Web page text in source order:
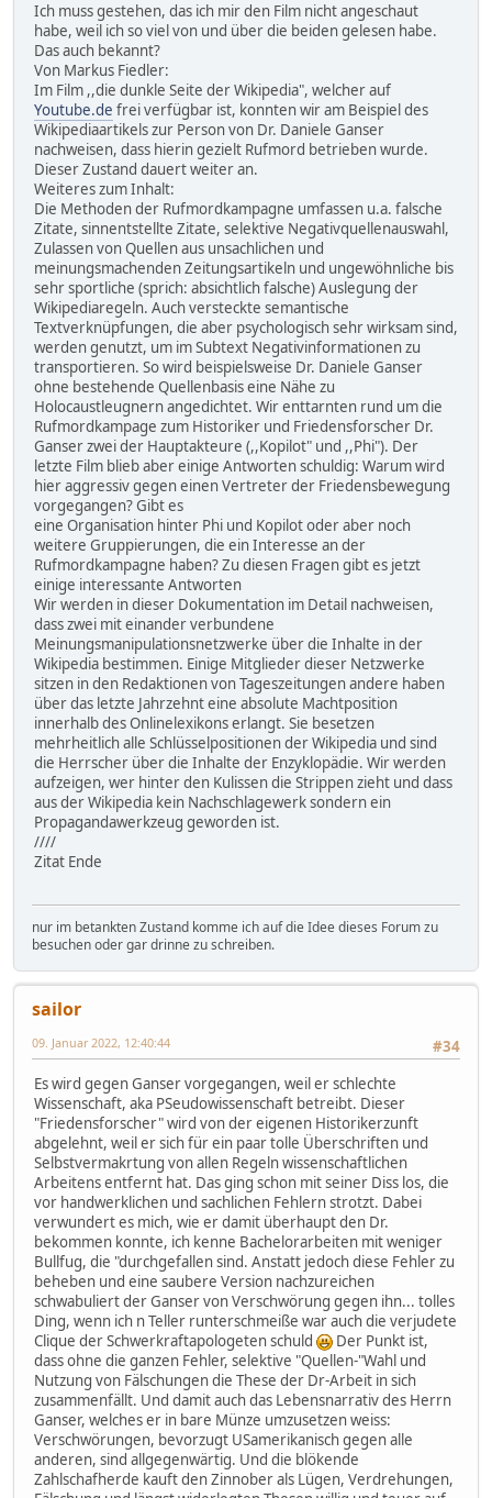
Ich muss gestehen, das ich mir den Film nicht angeschaut
habe, weil ich so viel von und über die beiden gelesen habe.
Das auch bekannt?
Von Markus Fiedler:
Im Film ,,die dunkle Seite der Wikipedia", welcher auf
Youtube.de frei verfügbar ist, konnten wir am Beispiel des
Wikipediaartikels zur Person von Dr. Daniele Ganser
nachweisen, dass hierin gezielt Rufmord betrieben wurde.
Dieser Zustand dauert weiter an.
Weiteres zum Inhalt:
Die Methoden der Rufmordkampagne umfassen u.a. falsche
Zitate, sinnentstellte Zitate, selektive Negativquellenauswahl,
Zulassen von Quellen aus unsachlichen und
meinungsmachenden Zeitungsartikeln und ungewöhnliche bis
sehr sportliche (sprich: absichtlich falsche) Auslegung der
Wikipediaregeln. Auch versteckte semantische
Textverknüpfungen, die aber psychologisch sehr wirksam sind,
werden genutzt, um im Subtext Negativinformationen zu
transportieren. So wird beispielsweise Dr. Daniele Ganser
ohne bestehende Quellenbasis eine Nähe zu
Holocaustleugnern angedichtet. Wir enttarnten rund um die
Rufmordkampage zum Historiker und Friedensforscher Dr.
Ganser zwei der Hauptakteure (,,Kopilot" und ,,Phi"). Der
letzte Film blieb aber einige Antworten schuldig: Warum wird
hier aggressiv gegen einen Vertreter der Friedensbewegung
vorgegangen? Gibt es
eine Organisation hinter Phi und Kopilot oder aber noch
weitere Gruppierungen, die ein Interesse an der
Rufmordkampagne haben? Zu diesen Fragen gibt es jetzt
einige interessante Antworten
Wir werden in dieser Dokumentation im Detail nachweisen,
dass zwei mit einander verbundene
Meinungsmanipulationsnetzwerke über die Inhalte in der
Wikipedia bestimmen. Einige Mitglieder dieser Netzwerke
sitzen in den Redaktionen von Tageszeitungen andere haben
über das letzte Jahrzehnt eine absolute Machtposition
innerhalb des Onlinelexikons erlangt. Sie besetzen
mehrheitlich alle Schlüsselpositionen der Wikipedia und sind
die Herrscher über die Inhalte der Enzyklopädie. Wir werden
aufzeigen, wer hinter den Kulissen die Strippen zieht und dass
aus der Wikipedia kein Nachschlagewerk sondern ein
Propagandawerkzeug geworden ist.
////
Zitat Ende
nur im betankten Zustand komme ich auf die Idee dieses Forum zu
besuchen oder gar drinne zu schreiben.
sailor
#34
09. Januar 2022, 12:40:44
Es wird gegen Ganser vorgegangen, weil er schlechte
Wissenschaft, aka PSeudowissenschaft betreibt. Dieser
"Friedensforscher" wird von der eigenen Historikerzunft
abgelehnt, weil er sich für ein paar tolle Überschriften und
Selbstvermakrtung von allen Regeln wissenschaftlichen
Arbeitens entfernt hat. Das ging schon mit seiner Diss los, die
vor handwerklichen und sachlichen Fehlern strotzt. Dabei
verwundert es mich, wie er damit überhaupt den Dr.
bekommen konnte, ich kenne Bachelorarbeiten mit weniger
Bullfug, die "durchgefallen sind. Anstatt jedoch diese Fehler zu
beheben und eine saubere Version nachzureichen
schwabuliert der Ganser von Verschwörung gegen ihn... tolles
Ding, wenn ich n Teller runterschmeiße war auch die verjudete
Clique der Schwerkraftapologeten schuld
Der Punkt ist,
dass ohne die ganzen Fehler, selektive "Quellen-"Wahl und
Nutzung von Fälschungen die These der Dr-Arbeit in sich
zusammenfällt. Und damit auch das Lebensnarrativ des Herrn
Ganser, welches er in bare Münze umzusetzen weiss:
Verschwörungen, bevorzugt USamerikanisch gegen alle
anderen, sind allgegenwärtig. Und die blökende
Zahlschafherde kauft den Zinnober als Lügen, Verdrehungen,